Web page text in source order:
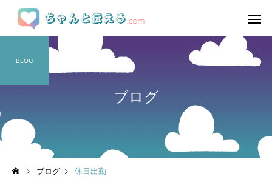
ブログ
BLOG
ブログ 休日出勤